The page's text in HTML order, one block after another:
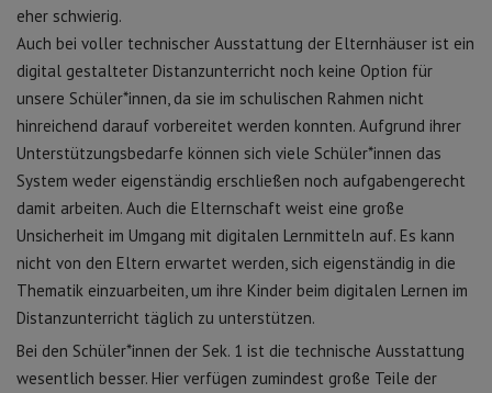
eher schwierig.
Auch bei voller technischer Ausstattung der Elternhäuser ist ein
digital gestalteter Distanzunterricht noch keine Option für
unsere Schüler*innen, da sie im schulischen Rahmen nicht
hinreichend darauf vorbereitet werden konnten. Aufgrund ihrer
Unterstützungsbedarfe können sich viele Schüler*innen das
System weder eigenständig erschließen noch aufgabengerecht
damit arbeiten. Auch die Elternschaft weist eine große
Unsicherheit im Umgang mit digitalen Lernmitteln auf. Es kann
nicht von den Eltern erwartet werden, sich eigenständig in die
Thematik einzuarbeiten, um ihre Kinder beim digitalen Lernen im
Distanzunterricht täglich zu unterstützen.
Bei den Schüler*innen der Sek. 1 ist die technische Ausstattung
wesentlich besser. Hier verfügen zumindest große Teile der